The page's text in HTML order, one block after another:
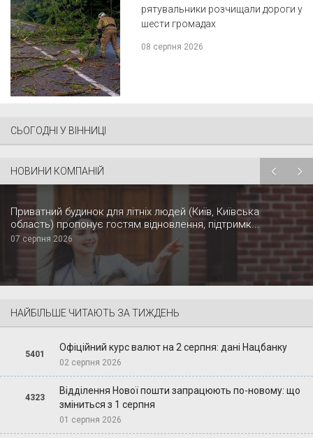
рятувальники розчищали дороги у
шести громадах
08 серпня 2026
СЬОГОДНІ У ВІННИЦІ
НОВИНИ КОМПАНІЙ
Приватний будинок для літніх людей (Київ, Київська
область) пропонує гостям відновлення, підтримк...
07 серпня 2026
НАЙБІЛЬШЕ ЧИТАЮТЬ ЗА ТИЖДЕНЬ
5401
Офіційний курс валют на 2 серпня: дані Нацбанку
02 серпня 2026
4323
Відділення Нової пошти запрацюють по-новому: що
зміниться з 1 серпня
01 серпня 2026